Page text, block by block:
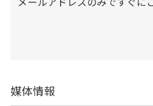
媒体情報